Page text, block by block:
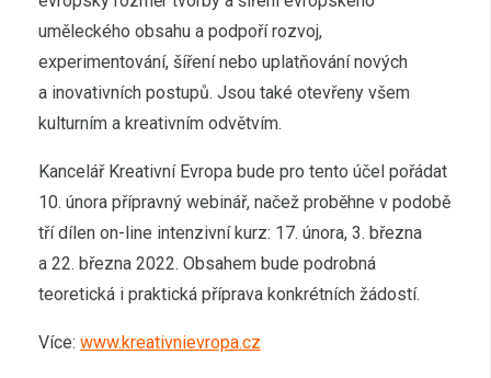
uměleckého obsahu a podpoří rozvoj,
experimentování, šíření nebo uplatňování nových
a inovativních postupů. Jsou také otevřeny všem
kulturním a kreativním odvětvím.
Kancelář Kreativní Evropa bude pro tento účel pořádat
10. února přípravný webinář, načež proběhne v podobě
tří dílen on-line intenzivní kurz: 17. února, 3. března
a 22. března 2022. Obsahem bude podrobná
teoretická i praktická příprava konkrétních žádostí.
Více: www.kreativnievropa.cz